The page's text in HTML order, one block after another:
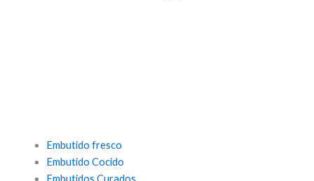
Embutido fresco
Embutido Cocido
Embutidos Curados